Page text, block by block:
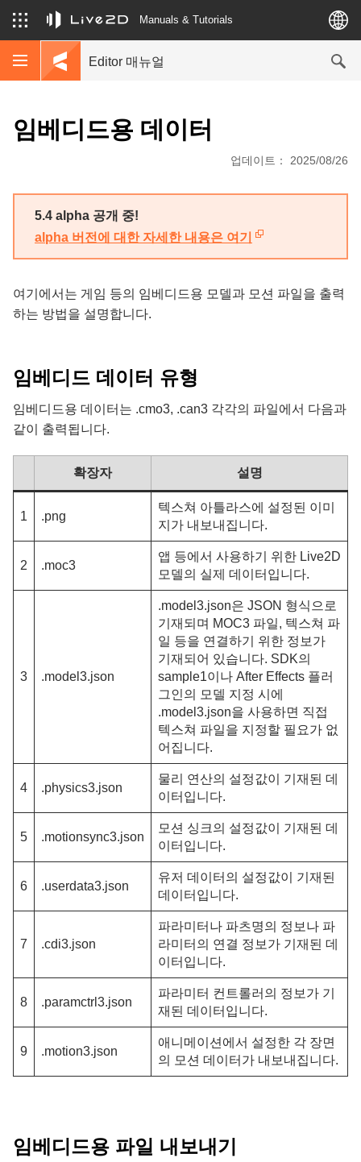
Manuals & Tutorials
Editor 매뉴얼
임베디드용 데이터
업데이트： 2025/08/26
5.4 alpha 공개 중!
alpha 버전에 대한 자세한 내용은 여기
여기에서는 게임 등의 임베디드용 모델과 모션 파일을 출력
하는 방법을 설명합니다.
임베디드 데이터 유형
임베디드용 데이터는 .cmo3, .can3 각각의 파일에서 다음과
같이 출력됩니다.
확장자 설명
1 .png
텍스쳐 아틀라스에 설정된 이미
지가 내보내집니다.
2 .moc3
앱 등에서 사용하기 위한 Live2D
모델의 실제 데이터입니다.
3 .model3.json
.model3.json은 JSON 형식으로
기재되며 MOC3 파일, 텍스쳐 파
일 등을 연결하기 위한 정보가
기재되어 있습니다. SDK의
sample1이나 After Effects 플러
그인의 모델 지정 시에
.model3.json을 사용하면 직접
텍스쳐 파일을 지정할 필요가 없
어집니다.
4 .physics3.json
물리 연산의 설정값이 기재된 데
이터입니다.
5 .motionsync3.json
모션 싱크의 설정값이 기재된 데
이터입니다.
6 .userdata3.json
유저 데이터의 설정값이 기재된
데이터입니다.
7 .cdi3.json
파라미터나 파츠명의 정보나 파
라미터의 연결 정보가 기재된 데
이터입니다.
8 .paramctrl3.json
파라미터 컨트롤러의 정보가 기
재된 데이터입니다.
9 .motion3.json
애니메이션에서 설정한 각 장면
의 모션 데이터가 내보내집니다.
임베디드용 파일 내보내기